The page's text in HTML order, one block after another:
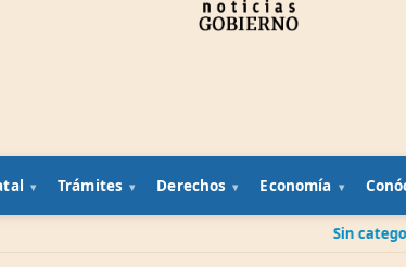
Trámites Derechos Economía
Sin categoría